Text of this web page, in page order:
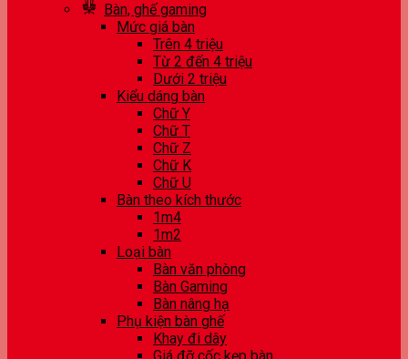
Bàn, ghế gaming
Mức giá bàn
Trên 4 triệu
Từ 2 đến 4 triệu
Dưới 2 triệu
Kiểu dáng bàn
Chữ Y
Chữ T
Chữ Z
Chữ K
Chữ U
Bàn theo kích thước
1m4
1m2
Loại bàn
Bàn văn phòng
Bàn Gaming
Bàn nâng hạ
Phụ kiện bàn ghế
Khay đi dây